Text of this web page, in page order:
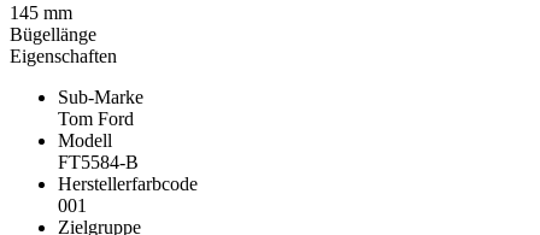
Eigenschaften
Sub-Marke
Tom Ford
Modell
FT5584-B
Herstellerfarbcode
001
Zielgruppe
145 mm
Bügellänge